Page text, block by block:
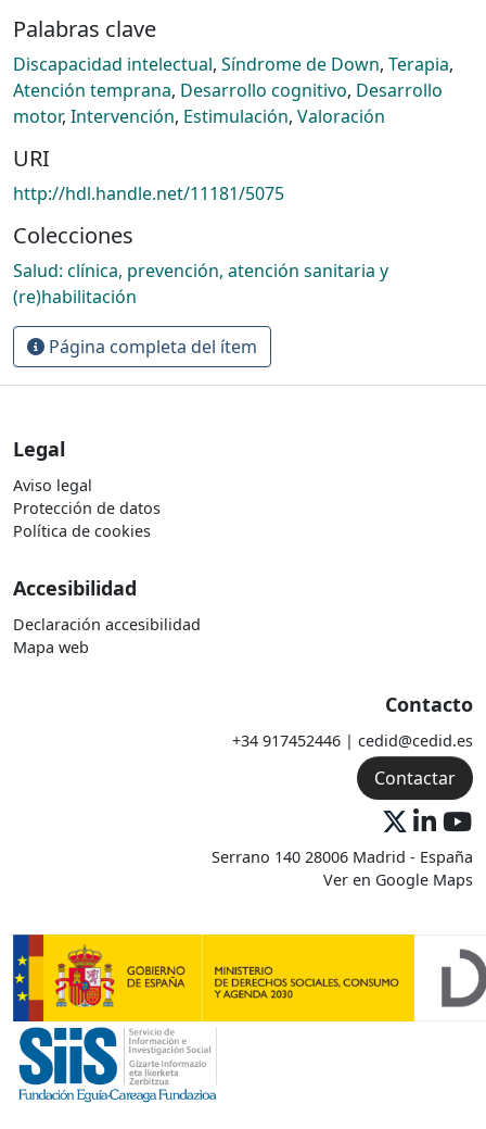
Palabras clave
Discapacidad intelectual, Síndrome de Down, Terapia,
Atención temprana, Desarrollo cognitivo, Desarrollo
motor, Intervención, Estimulación, Valoración
URI
http://hdl.handle.net/11181/5075
Colecciones
Salud: clínica, prevención, atención sanitaria y
(re)habilitación
Página completa del ítem
Legal
Aviso legal
Protección de datos
Política de cookies
Accesibilidad
Declaración accesibilidad
Mapa web
Contacto
+34 917452446 | cedid@cedid.es
Contactar
Serrano 140 28006 Madrid - España
Ver en Google Maps